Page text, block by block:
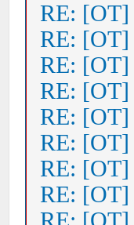
RE:
RE:
RE:
RE:
RE:
RE:
RE:
RE: